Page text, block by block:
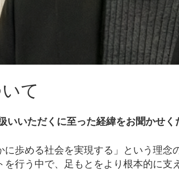
て
いただくに至った経緯をお聞かせく
歩める社会を実現する」という理念
行う中で、足もとをより根本的に支